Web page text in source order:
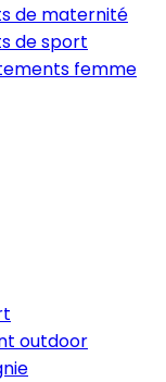
de maternité
de sport
femme
outdoor